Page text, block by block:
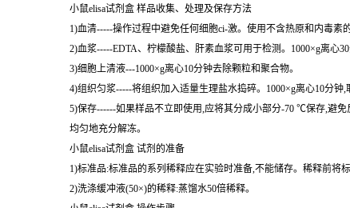
8)加入试剂的顺序应一致,以保证所有反应板孔温育的时间一样。
9)按照说明书中标明的时间、加液的量及顺序进行温育操作。
小鼠elisa试剂盒 样品收集、处理及保存方法
1)血清-----操作过程中避免任何细胞ci-激。使用不含热原和内毒素
2)血浆-----EDTA、柠檬酸盐、肝素血浆可用于检测。1000×g离心30
3)细胞上清液---1000×g离心10分钟去除颗粒和聚合物。
4)组织匀浆-----将组织加入适量生理盐水捣碎。1000×g离心10分钟,
5)保存------如果样品不立即使用,应将其分成小部分-70 ℃保存,避
均匀地充分解冻。
小鼠elisa试剂盒 试剂的准备